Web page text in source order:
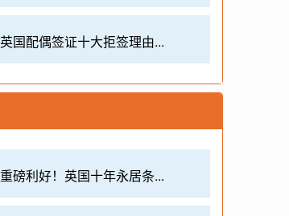
英国配偶签证十大拒签理由...
重磅利好！英国十年永居条...